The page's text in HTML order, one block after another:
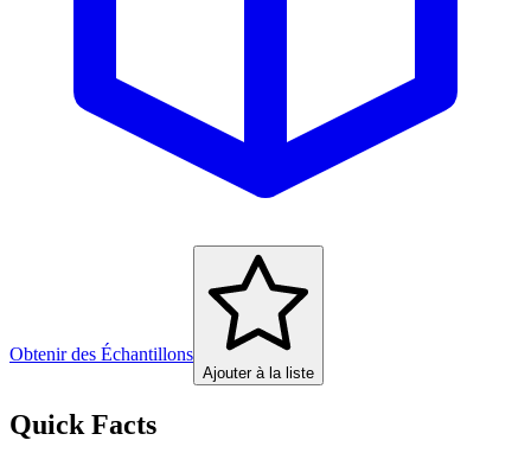
Obtenir des Échantillons
Ajouter à la liste
Quick Facts